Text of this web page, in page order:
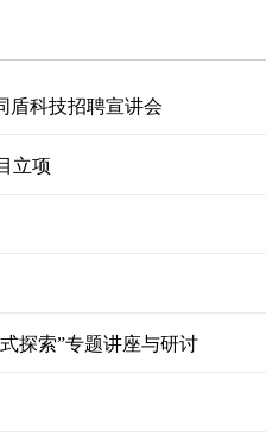
盾科技招聘宣讲会
立项
探索”专题讲座与研讨